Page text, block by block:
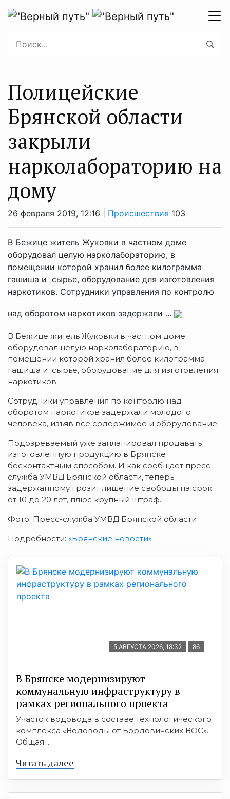
Полицейские
Брянской области
закрыли
нарколабораторию на
дому
26 февраля 2019, 12:16 | Происшествия 103
В Бежице житель Жуковки в частном доме
оборудовал целую нарколабораторию, в
помещении которой хранил более килограмма
гашиша и сырье, оборудование для изготовления
наркотиков. Сотрудники управления по контролю
над оборотом наркотиков задержали ...
В Бежице житель Жуковки в частном доме
оборудовал целую нарколабораторию, в
помещении которой хранил более килограмма
гашиша и сырье, оборудование для изготовления
наркотиков.
Сотрудники управления по контролю над
оборотом наркотиков задержали молодого
человека, изъяв все содержимое и оборудование.
Подозреваемый уже запланировал продавать
изготовленную продукцию в Брянске
бесконтактным способом. И как сообщает пресс-
служба УМВД Брянской области, теперь
задержанному грозит лишение свободы на срок
от 10 до 20 лет, плюс крупный штраф.
Фото: Пресс-служба УМВД Брянской области
Подробности: «Брянские новости»
5 АВГУСТА 2026, 18:32 86
В Брянске модернизируют
коммунальную инфраструктуру в
рамках регионального проекта
Участок водовода в составе технологического
комплекса «Водоводы от Бордовичских ВОС».
Общая ...
Читать далее